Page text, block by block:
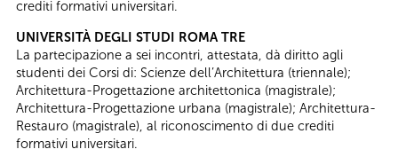
crediti formativi universitari.
UNIVERSITÀ DEGLI STUDI ROMA TRE
La partecipazione a sei incontri, attestata, dà diritto agli
studenti dei Corsi di: Scienze dell’Architettura (triennale);
Architettura-Progettazione architettonica (magistrale);
Architettura-Progettazione urbana (magistrale); Architettura-
Restauro (magistrale), al riconoscimento di due crediti
formativi universitari.